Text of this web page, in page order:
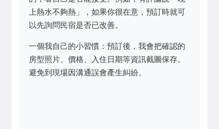
上熱水不夠熱」，如果你很在意，預訂時就可
以先詢問民宿是否已改善。
一個我自己的小習慣：預訂後，我會把確認的
房型照片、價格、入住日期等資訊截圖保存。
避免到現場因溝通誤會產生糾紛。